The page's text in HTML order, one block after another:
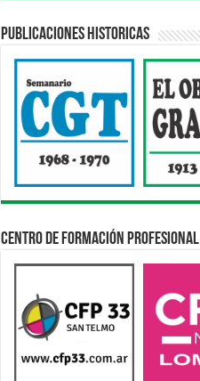
Publicaciones Historicas
Centro de Formación Profesional